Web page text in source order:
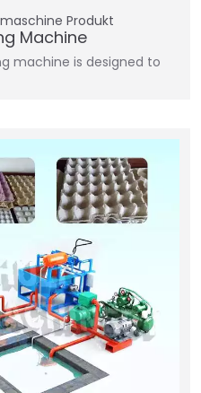
Produkt
Machine
machine is designed to